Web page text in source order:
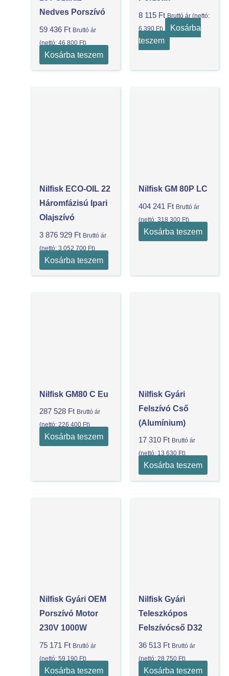
Nedves Porszívó
59 436 Ft Bruttó ár
(nettó:46 800 Ft)
Kosárba teszem
8 115 Ft Bruttó ár (nettó:
6 390 Ft)
Kosárba
teszem
Nilfisk ECO-OIL 22
Háromfázisú Ipari
Olajszívó
3 876 929 Ft Bruttó ár
(nettó:3 052 700 Ft)
Kosárba teszem
Nilfisk GM 80P LC
404 241 Ft Bruttó ár
(nettó: 318 300 Ft)
Kosárba teszem
Nilfisk GM80 C Eu
287 528 Ft Bruttó ár
(nettó:226 400 Ft)
Kosárba teszem
Nilfisk Gyári
Felszívó Cső
(Alumínium)
17 310 Ft Bruttó ár
(nettó: 13 630 Ft)
Kosárba teszem
Nilfisk Gyári OEM
Porszívó Motor
230V 1000W
75 171 Ft Bruttó ár
(nettó:59 190 Ft)
Kosárba teszem
Nilfisk Gyári
Teleszkópos
Felszívócső D32
36 513 Ft Bruttó ár
(nettó: 28 750 Ft)
Kosárba teszem